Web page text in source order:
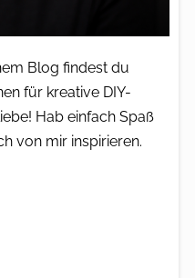
Blog findest du
für kreative DIY-
Hab einfach Spaß
von mir inspirieren.